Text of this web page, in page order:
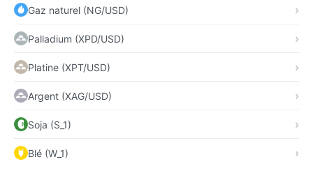
Gaz naturel (NG/USD)
Palladium (XPD/USD)
Platine (XPT/USD)
Argent (XAG/USD)
Soja (S_1)
Blé (W_1)